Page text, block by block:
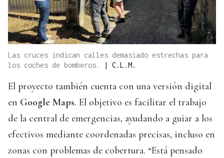
Las cruces indican calles demasiado estrechas para
los coches de bomberos.
| C.L.M.
El proyecto también cuenta con una versión digital
en Google Maps. El objetivo es facilitar el trabajo
de la central de emergencias, ayudando a guiar a los
efectivos mediante coordenadas precisas, incluso en
zonas con problemas de cobertura. “Está pensado